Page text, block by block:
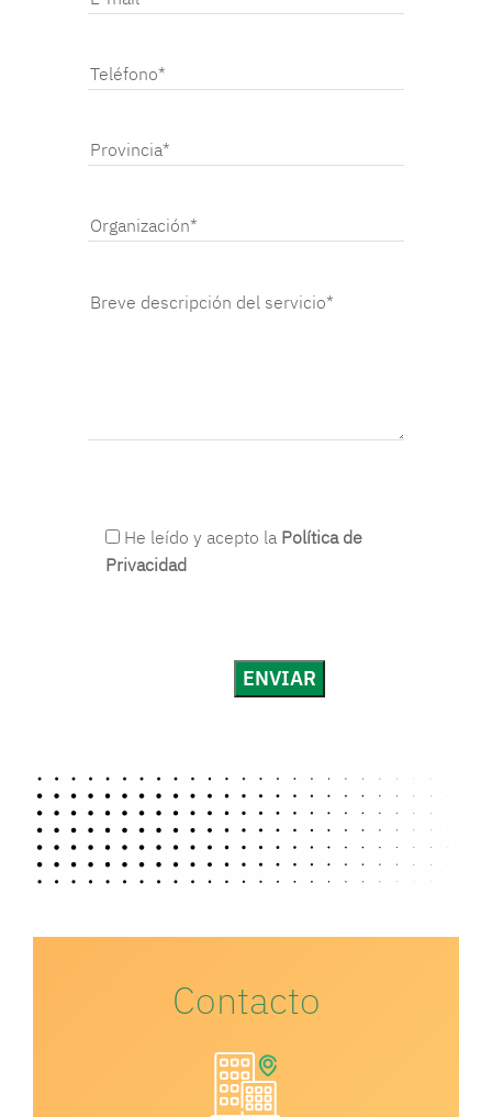
He leído y acepto la Política de
Privacidad
Contacto